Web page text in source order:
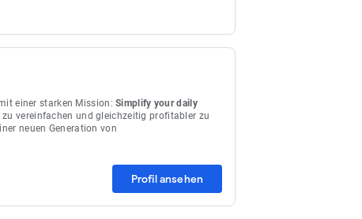
einer starken Mission:Simplify your daily
vereinfachen und gleichzeitig profitabler zu
neuen Generation von
Profil ansehen